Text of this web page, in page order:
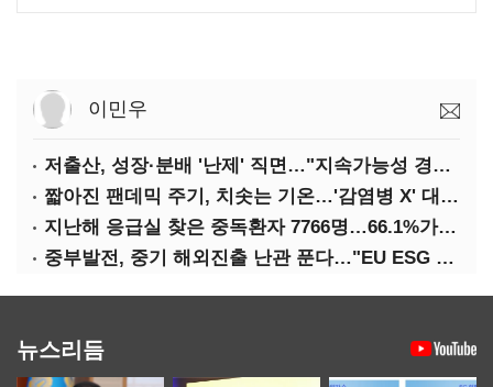
이민우
저출산, 성장·분배 '난제' 직면…"지속가능성 경고등"
짧아진 팬데믹 주기, 치솟는 기온…'감염병 X' 대비해야
지난해 응급실 찾은 중독환자 7766명…66.1%가 '의도적 중독'
중부발전, 중기 해외진출 난관 푼다…"EU ESG 실사 공동 대응"
뉴스리듬